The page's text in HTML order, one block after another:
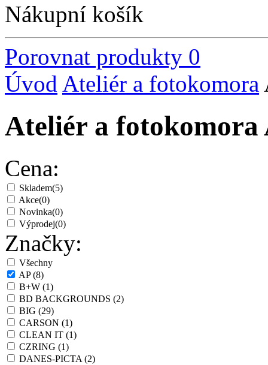
Nákupní košík
Porovnat produkty 0
Úvod Ateliér a fotokomora
Ateliér a fotokomora
Cena:
Skladem(5)
Akce(0)
Novinka(0)
Výprodej(0)
Značky:
Všechny
AP(8)
B+W (1)
BD BACKGROUNDS (2)
BIG (29)
CARSON (1)
CLEAN IT (1)
CZRING (1)
DANES-PICTA(2)